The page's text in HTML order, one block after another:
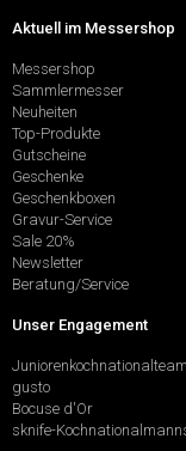
Aktuell im Messershop
Messershop
Sammlermesser
Neuheiten
Top-Produkte
Gutscheine
Geschenke
Geschenkboxen
Gravur-Service
Sale 20%
Newsletter
Beratung/Service
Unser Engagement
Juniorenkochnationalteam
gusto
Bocuse d'Or
sknife-